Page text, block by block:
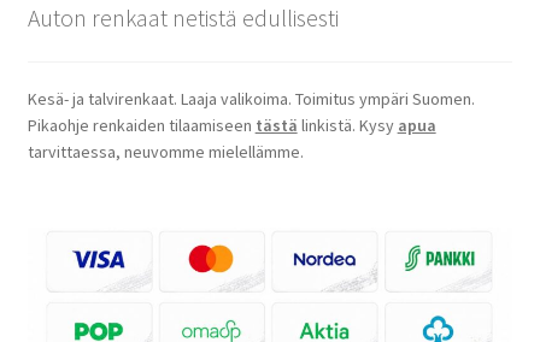
Auton renkaat netistä edullisesti
Kesä- ja talvirenkaat. Laaja valikoima. Toimitus ympäri Suomen.
Pikaohje renkaiden tilaamiseen tästä linkistä. Kysy apua
tarvittaessa, neuvomme mielellämme.